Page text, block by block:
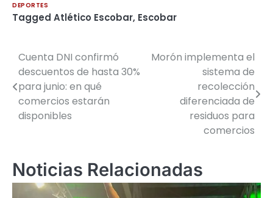
DEPORTES
Tagged Atlético Escobar, Escobar
Navegación
de
entradas
Cuenta DNI confirmó
descuentos de hasta 30%
para junio: en qué
comercios estarán
disponibles
Morón implementa el
sistema de
recolección
diferenciada de
residuos para
comercios
Noticias Relacionadas